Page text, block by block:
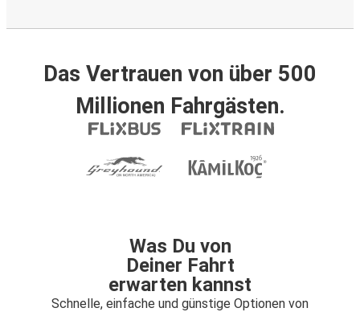
Das Vertrauen von über 500
Millionen Fahrgästen.
Was Du von
Deiner Fahrt
erwarten kannst
Schnelle, einfache und günstige Optionen von